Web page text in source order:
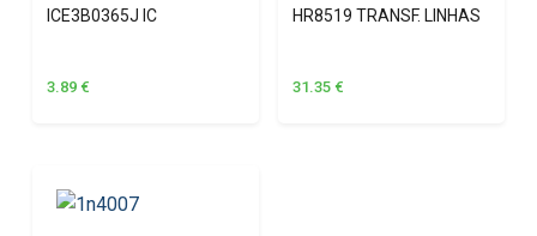
ICE3B0365J IC
3.89 €
HR8519 TRANSF. LINHAS
31.35 €